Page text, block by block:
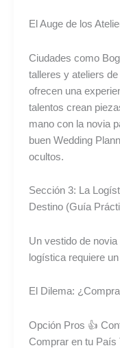
El Auge de los
Ciudades como
talleres y ateliers
ofrecen una
talentos crean
mano con la novia
buen Wedding
ocultos.
Sección 3: La
Destino (Guía
Un vestido de
logística requiere
El Dilema:
Opción Pros 👍
Comprar en tu País